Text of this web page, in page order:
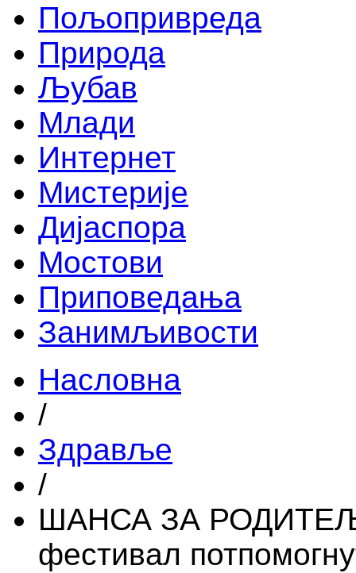
Пољопривреда
Природа
Љубав
Млади
Интернет
Мистерије
Дијаспора
Мостови
Приповедања
Занимљивости
Насловна
/
Здравље
/
ШАНСА ЗА
фестивал